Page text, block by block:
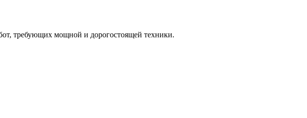
требующих мощной и дорогостоящей техники.